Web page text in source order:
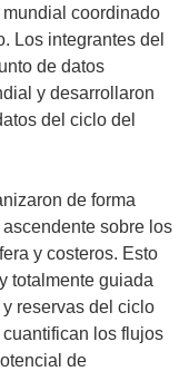
coordinado
Los integrantes del
de datos
y desarrollaron
del ciclo del
de forma
sobre los
y costeros. Esto
totalmente guiada
reservas del ciclo
los flujos
de